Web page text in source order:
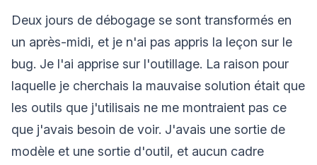
Deux jours de débogage se sont transformés en
un après-midi, et je n'ai pas appris la leçon sur le
bug. Je l'ai apprise sur l'outillage. La raison pour
laquelle je cherchais la mauvaise solution était que
les outils que j'utilisais ne me montraient pas ce
que j'avais besoin de voir. J'avais une sortie de
modèle et une sortie d'outil, et aucun cadre